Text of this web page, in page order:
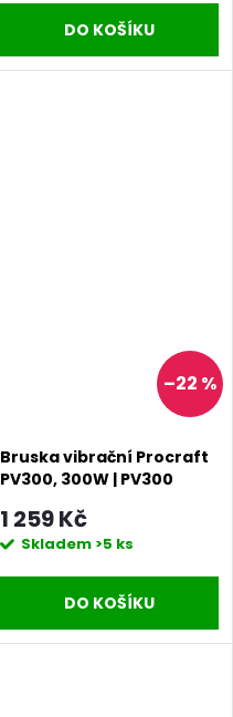
DO KOŠÍKU
–22 %
Bruska vibrační Procraft
PV300, 300W | PV300
1 259 Kč
Skladem >5 ks
DO KOŠÍKU